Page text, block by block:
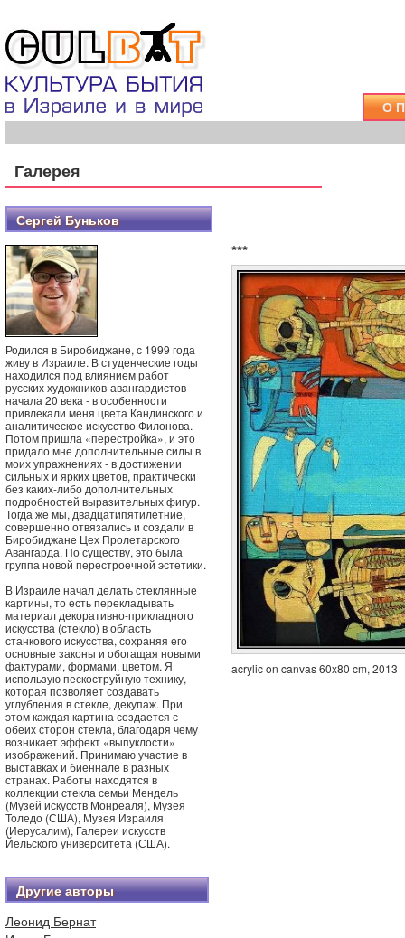
О
Галерея
Сергей Буньков
Родился в Биробиджане, с 1999 года
живу в Израиле. В студенческие годы
находился под влиянием работ
русских художников-авангардистов
начала 20 века - в особенности
привлекали меня цвета Кандинского и
аналитическое искусство Филонова.
Потом пришла «перестройка», и это
придало мне дополнительные силы в
моих упражнениях - в достижении
сильных и ярких цветов, практически
без каких-либо дополнительных
подробностей выразительных фигур.
Тогда же мы, двадцатипятилетние,
совершенно отвязались и создали в
Биробиджане Цех Пролетарского
Авангарда. По существу, это была
группа новой перестроечной эстетики.
В Израиле начал делать стеклянные
картины, то есть перекладывать
материал декоративно-прикладного
искусства (стекло) в область
станкового искусства, сохраняя его
основные законы и обогащая новыми
фактурами, формами, цветом. Я
использую пескоструйную технику,
которая позволяет создавать
углубления в стекле, декупаж. При
этом каждая картина создается с
обеих сторон стекла, благодаря чему
возникает эффект «выпуклости»
изображений. Принимаю участие в
выставках и биеннале в разных
странах. Работы находятся в
коллекции стекла семьи Мендель
(Музей искусств Монреаля), Музея
Толедо (США), Музея Израиля
(Иерусалим), Галереи искусств
Йельского университета (США).
Другие авторы
Леонид Бернат
***
acrylic on canvas 60x80 cm, 2013